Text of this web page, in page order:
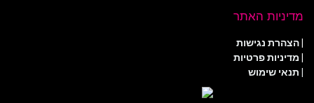
מדיניות האתר
|הצהרת נגישות
| מדיניות פרטיות
| תנאי שימוש